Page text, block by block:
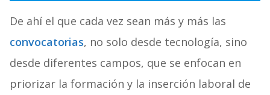
De ahí el que cada vez sean más y más las
convocatorias, no solo desde tecnología, sino
desde diferentes campos, que se enfocan en
priorizar la formación y la inserción laboral de